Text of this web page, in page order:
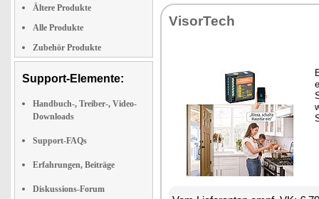
Ältere Produkte
Alle Produkte
Zubehör Produkte
Support-Elemente:
Handbuch-, Treiber-, Video-
Downloads
Support-FAQs
Erfahrungen, Beiträge
Diskussions-Forum
Vi­sor­Tech